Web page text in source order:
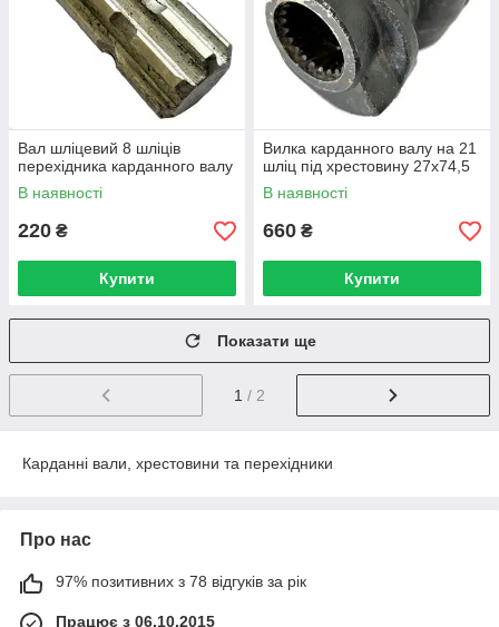
Вал шліцевий 8 шліців
перехідника карданного валу
В наявності
220 ₴
Купити
Вилка карданного валу на 21
шліц під хрестовину 27х74,5
В наявності
660 ₴
Купити
Показати ще
1 / 2
Карданні вали, хрестовини та перехідники
Про нас
97% позитивних з 78 відгуків за рік
Працює з 06.10.2015